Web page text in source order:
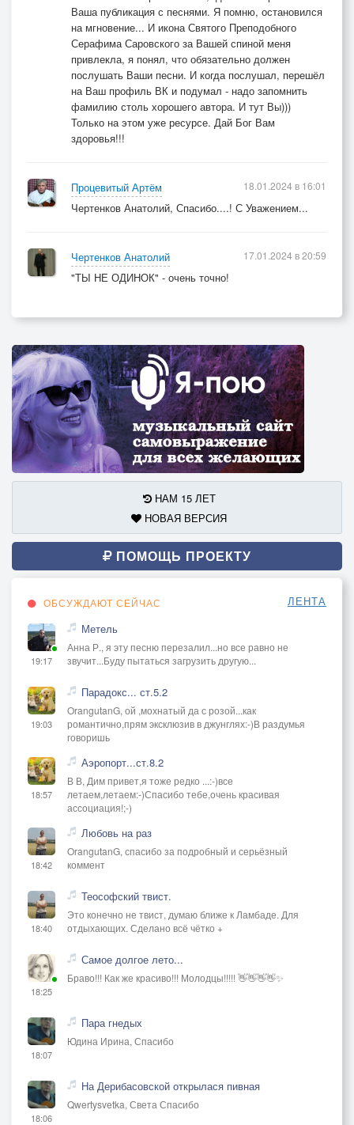
ВЕДЬ ЭТОТ ВОЗДУХ…
ЧИЩЕ НЕТ ЕГО
ВЕДБ ЭТОТ ВДОХ
ДЛЯ ЖИЗНИ
САМЫЙ ГЛАВНЫЙ
И ПУСТЬ НЕТ ДЕЛА
БОЛЬШЕ ЖИЗНИ
В ЧАС МОЛИТВЫ
ТВОЕЙ СЛАВНОЙ
Ваша публикация с песнями. Я помню, остановился
на мгновение... И икона Святого Преподобного
Серафима Саровского за Вашей спиной меня
привлекла, я понял, что обязательно должен
послушать Ваши песни. И когда послушал, перешёл
на Ваш профиль ВК и подумал - надо запомнить
фамилию столь хорошего автора. И тут Вы)))
Только на этом уже ресурсе. Дай Бог Вам
здоровья!!!
Процевитый Артём
Чертенков Анатолий, Спасибо....! С Уважением...
18.01.2024 в 16:01
Чертенков Анатолий
"ТЫ НЕ ОДИНОК" - очень точно!
17.01.2024 в 20:59
НАМ 15 ЛЕТ
НОВАЯ ВЕРСИЯ
ПОМОЩЬ ПРОЕКТУ
ОБСУЖДАЮТ СЕЙЧАС ЛЕНТА
19:17
Метель
Анна Р., я эту песню перезалил...но все равно не
звучит...Буду пытаться загрузить другую...
19:03
Парадокс... ст.5.2
OrangutanG, ой ,мохнатый да с розой...как
романтично,прям эксклюзив в джунглях:-)В раздумья
говоришь
18:57
Аэропорт...ст.8.2
В В, Дим привет,я тоже редко ...:-)все
летаем,летаем:-)Спасибо тебе,очень красивая
ассоциация!;-)
18:42
Любовь на раз
OrangutanG, спасибо за подробный и серьёзный
коммент
18:40
Теософский твист.
Это конечно не твист, думаю ближе к Ламбаде. Для
отдыхающих. Сделано всё чётко +
18:25
Самое долгое лето...
Браво!!! Как же красиво!!! Молодцы!!!!! 👋👋👋👋✨
18:07
Пара гнедых
Юдина Ирина, Спасибо
18:06
На Дерибасовской открылася пивная
Qwertysvetka, Света Спасибо